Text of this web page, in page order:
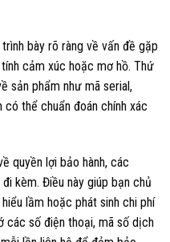
bày rõ ràng về vấn đề gặp
cảm xúc hoặc mơ hồ. Thứ
sản phẩm như mã serial,
thể chuẩn đoán chính xác
quyền lợi bảo hành, các
kèm. Điều này giúp bạn chủ
lầm hoặc phát sinh chi phí
các số điện thoại, mã số dịch